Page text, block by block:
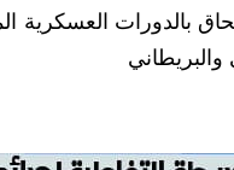
بالدورات العسكرية
والبريطاني